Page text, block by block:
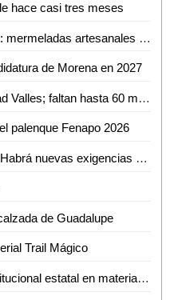
hace casi tres meses
"De un mango nació un sueño": mermeladas artesanales de Cerritos ya llegan hasta EUA
de Morena en 2027
Lluvias retrasan zafra en Ciudad Valles; faltan hasta 60 mil toneladas por cosechar
palenque Fenapo 2026
Turismo en Valles pone orden: Habrá nuevas exigencias para Airbnb, guías y parajes
de Guadalupe
Trail Mágico
Fue aprobada la reforma constitucional estatal en materia electoral